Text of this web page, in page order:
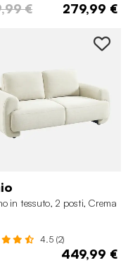
€ 279,99 €
in tessuto, 2 posti, Crema
4.5 (2)
449,99 €